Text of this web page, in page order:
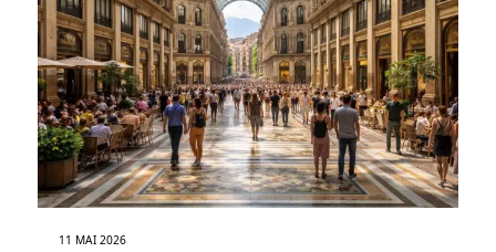
11 MAI 2026